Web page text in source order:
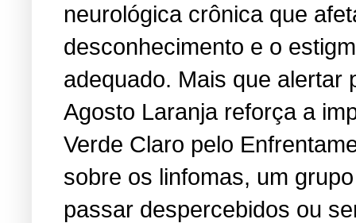
neurológica crônica que
desconhecimento e o
adequado. Mais que
Agosto Laranja reforça a
Verde Claro pelo
sobre os linfomas, um
passar despercebidos ou